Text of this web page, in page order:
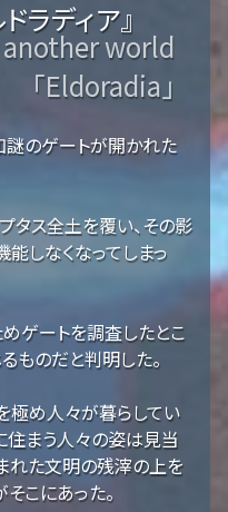
ラディア』
world
「Eldoradia」
謎のゲートが開かれた
タス全土を覆い、その影
しなくなってしまっ
ゲートを調査したとこ
るものだと判明した。
極め人々が暮らしてい
住まう人々の姿は見当
れた文明の残滓の上を
こにあった。